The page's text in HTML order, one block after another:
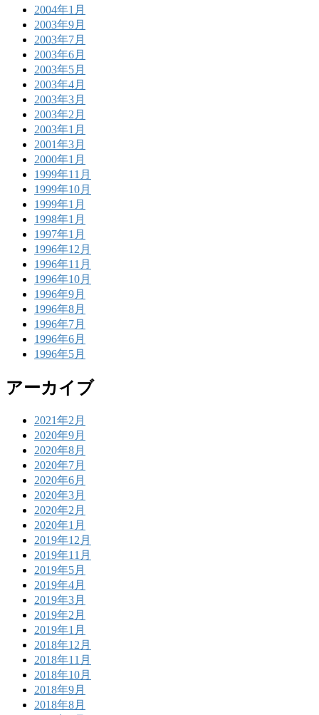
2004年1月
2003年9月
2003年7月
2003年6月
2003年5月
2003年4月
2003年3月
2003年2月
2003年1月
2001年3月
2000年1月
1999年11月
1999年10月
1999年1月
1998年1月
1997年1月
1996年12月
1996年11月
1996年10月
1996年9月
1996年8月
1996年7月
1996年6月
1996年5月
アーカイブ
2021年2月
2020年9月
2020年8月
2020年7月
2020年6月
2020年3月
2020年2月
2020年1月
2019年12月
2019年11月
2019年5月
2019年4月
2019年3月
2019年2月
2019年1月
2018年12月
2018年11月
2018年10月
2018年9月
2018年8月